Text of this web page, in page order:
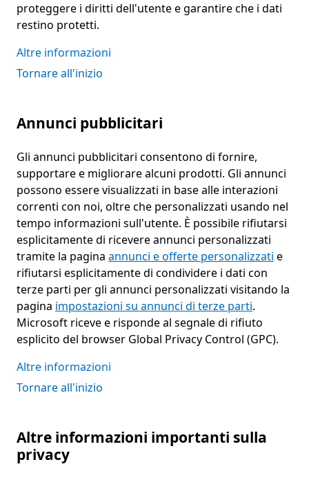
proteggere i diritti dell'utente e garantire che i dati
restino protetti.
Altre informazioni
Tornare all'inizio
Annunci pubblicitari
Gli annunci pubblicitari consentono di fornire,
supportare e migliorare alcuni prodotti. Gli annunci
possono essere visualizzati in base alle interazioni
correnti con noi, oltre che personalizzati usando nel
tempo informazioni sull'utente. È possibile rifiutarsi
esplicitamente di ricevere annunci personalizzati
tramite la pagina annunci e offerte personalizzati e
rifiutarsi esplicitamente di condividere i dati con
terze parti per gli annunci personalizzati visitando la
pagina impostazioni su annunci di terze parti.
Microsoft riceve e risponde al segnale di rifiuto
esplicito del browser Global Privacy Control (GPC).
Altre informazioni
Tornare all'inizio
Altre informazioni importanti sulla
privacy